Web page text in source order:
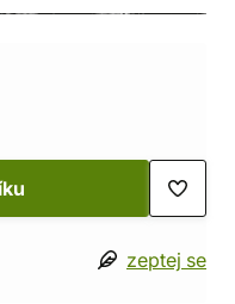
zeptej se